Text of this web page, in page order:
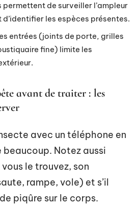
de surveiller l’ampleur
d’identifier les espèces présentes.
entrées (joints de porte, grilles
fine) limite les
avant de traiter : les
avec un téléphone en
Notez aussi
le trouvez, son
rampe, vole) et s’il
piqûre sur le corps.